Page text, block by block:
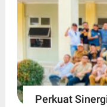
Perkuat